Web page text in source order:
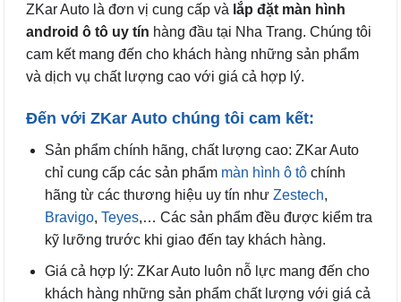
ZKar Auto là đơn vị cung cấp và lắp đặt màn hình
android ô tô uy tín hàng đầu tại Nha Trang. Chúng tôi
cam kết mang đến cho khách hàng những sản phẩm
và dịch vụ chất lượng cao với giá cả hợp lý.
Đến với ZKar Auto chúng tôi cam kết:
Sản phẩm chính hãng, chất lượng cao: ZKar Auto
chỉ cung cấp các sản phẩm màn hình ô tôchính
hãng từ các thương hiệu uy tín như Zestech,
Bravigo, Teyes,… Các sản phẩm đều được kiểm tra
kỹ lưỡng trước khi giao đến tay khách hàng.
Giá cả hợp lý: ZKar Auto luôn nỗ lực mang đến cho
khách hàng những sản phẩm chất lượng với giá cả